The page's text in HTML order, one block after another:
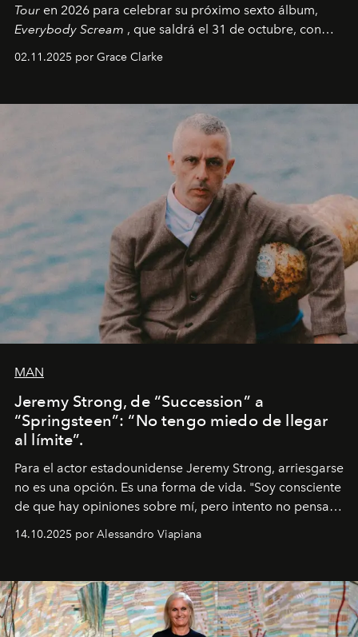
Tour en 2026 para celebrar su próximo sexto álbum,
Everybody Scream , que saldrá el 31 de octubre, con
02.11.2025 por Grace Clarke
MAN
Jeremy Strong, de “Succession” a
“Springsteen”: “No tengo miedo de llegar
al límite”.
Para el actor estadounidense Jeremy Strong, arriesgarse
no es una opción. Es una forma de vida. "Soy consciente
de que hay opiniones sobre mí, pero intento no pensar
pérdida de tiempo", afirma.
14.10.2025 por Alessandro Viapiana